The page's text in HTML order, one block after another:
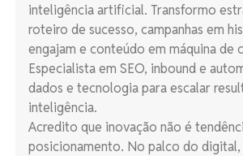
inteligência artificial. Transformo
roteiro de sucesso, campanhas em
engajam e conteúdo em máquina de
Especialista em SEO, inbound e
dados e tecnologia para escalar
inteligência.
Acredito que inovação não é
posicionamento. No palco do